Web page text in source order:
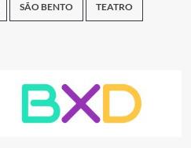
SÃO BENTO TEATRO